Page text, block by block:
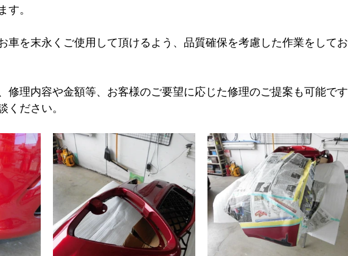
す。
車を末永くご使用して頂けるよう、品質確保を考慮した作業をしてお
修理内容や金額等、お客様のご要望に応じた修理のご提案も可能です
ください。